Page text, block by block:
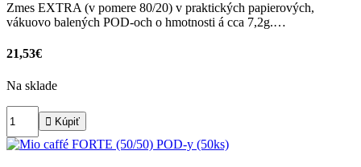
Zmes EXTRA (v pomere 80/20) v praktických papierových,
vákuovo balených POD-och o hmotnosti á cca 7,2g.…
21,53€
Na sklade
 Kúpiť